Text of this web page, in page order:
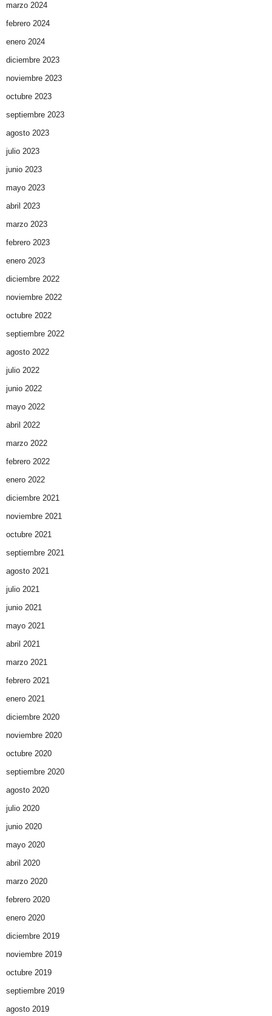
marzo 2024
febrero 2024
enero 2024
diciembre 2023
noviembre 2023
octubre 2023
septiembre 2023
agosto 2023
julio 2023
junio 2023
mayo 2023
abril 2023
marzo 2023
febrero 2023
enero 2023
diciembre 2022
noviembre 2022
octubre 2022
septiembre 2022
agosto 2022
julio 2022
junio 2022
mayo 2022
abril 2022
marzo 2022
febrero 2022
enero 2022
diciembre 2021
noviembre 2021
octubre 2021
septiembre 2021
agosto 2021
julio 2021
junio 2021
mayo 2021
abril 2021
marzo 2021
febrero 2021
enero 2021
diciembre 2020
noviembre 2020
octubre 2020
septiembre 2020
agosto 2020
julio 2020
junio 2020
mayo 2020
abril 2020
marzo 2020
febrero 2020
enero 2020
diciembre 2019
noviembre 2019
octubre 2019
septiembre 2019
agosto 2019